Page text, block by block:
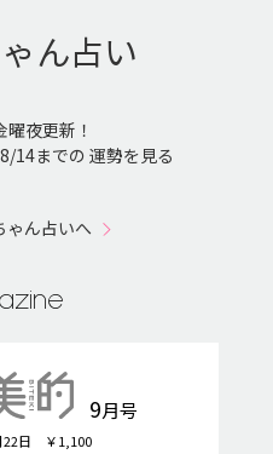
ん占い
曜夜更新！
14までの 運勢を見る
ゃん占いへ
9月号
22日 ￥1,100